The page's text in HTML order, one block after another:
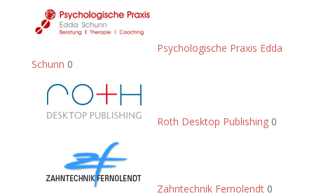
Psychologische Praxis Edda
Schunn 0
Roth Desktop Publishing0
Zahntechnik Fernolendt0